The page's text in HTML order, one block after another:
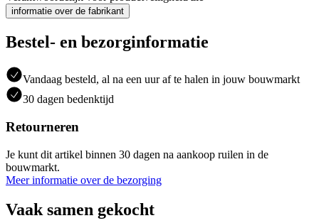
informatie over de fabrikant
Bestel- en bezorginformatie
Vandaag besteld, al na een uur af te halen in jouw bouwmarkt
30 dagen bedenktijd
Retourneren
Je kunt dit artikel binnen 30 dagen na aankoop ruilen in de
bouwmarkt.
Meer informatie over de bezorging
Vaak samen gekocht